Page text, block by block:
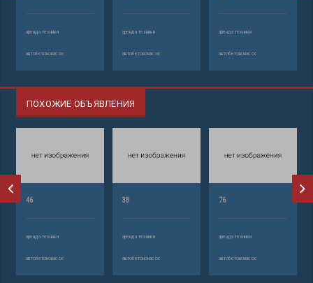
аренда техники
автобетононасос
аренда техники
автобетононасос
аренда техники
автобетононасос
ПОХОЖИЕ ОБЪЯВЛЕНИЯ
46
аренда техники
автобетононасос
38
аренда техники
автобетононасос
76
аренда техники
автобетононасос